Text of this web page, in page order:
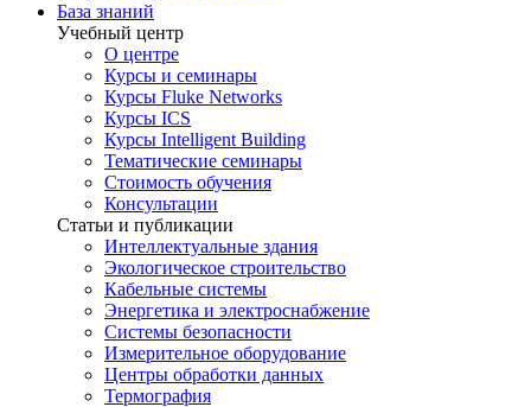
База знаний
Учебный центр
О центре
Курсы и семинары
Курсы Fluke Networks
Курсы ICS
Курсы Intelligent Building
Тематические семинары
Стоимость обучения
Консультации
Статьи и публикации
Интеллектуальные здания
Экологическое строительство
Кабельные системы
Энергетика и электроснабжение
Системы безопасности
Измерительное оборудование
Центры обработки данных
Термография